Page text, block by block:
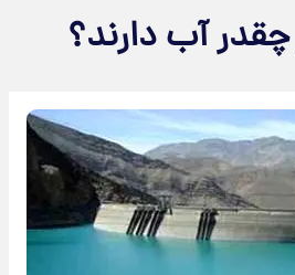
آب دارند؟